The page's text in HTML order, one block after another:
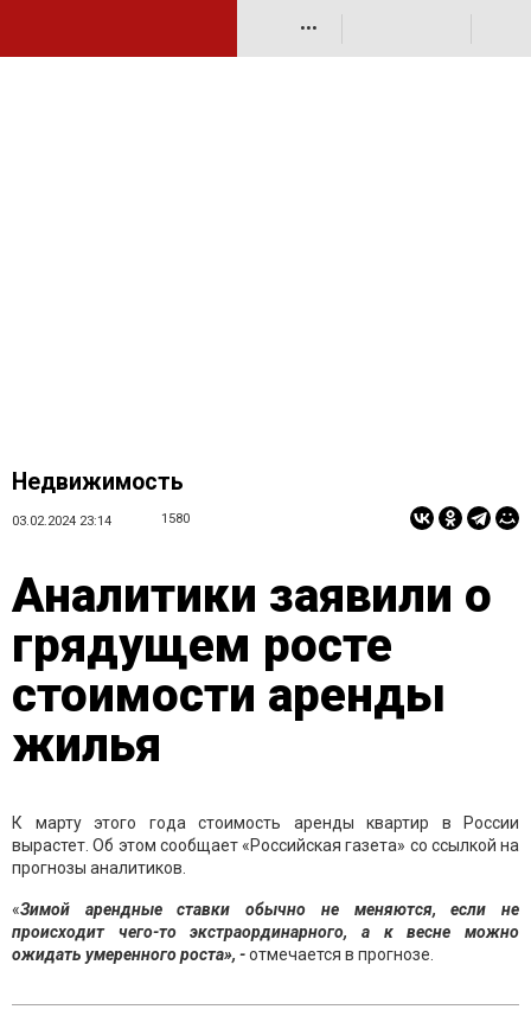
•••
Недвижимость
03.02.2024 23:14 1580
Аналитики заявили о
грядущем росте
стоимости аренды
жилья
К марту этого года стоимость аренды квартир в России
вырастет. Об этом сообщает «Российская газета» со ссылкой на
прогнозы аналитиков.
«Зимой арендные ставки обычно не меняются, если не
происходит чего-то экстраординарного, а к весне можно
ожидать умеренного роста», -отмечается в прогнозе.